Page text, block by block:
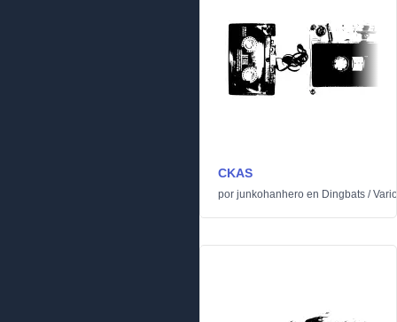
CKAS
por junkohanhero en Dingbats /